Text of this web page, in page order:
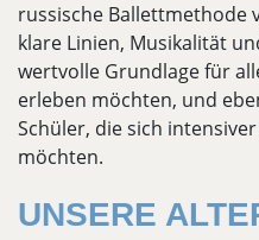
russische Ballettmethode
klare Linien, Musikalität
wertvolle Grundlage für
erleben möchten, und
Schüler, die sich
möchten.
UNSERE